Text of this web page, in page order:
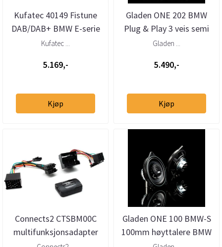
Kufatec 40149 Fistune
DAB/DAB+ BMW E-serie
m/CIC Professional
Kufatec ...
5.169,-
Kjøp
Gladen ONE 202 BMW
Plug & Play 3 veis semi
aktiv system
Gladen ...
5.490,-
Kjøp
Connects2 CTSBM00C
multifunksjonsadapter
Gladen ONE 100 BMW-S
100mm høyttalere BMW